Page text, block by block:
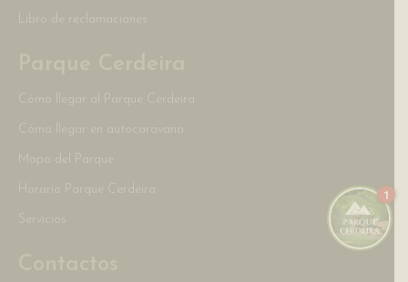
Libro de reclamaciones
Cómo llegar al Parque Cerdeira
Cómo llegar en autocaravana
Mapa del Parque
Horario Parque Cerdeira 1